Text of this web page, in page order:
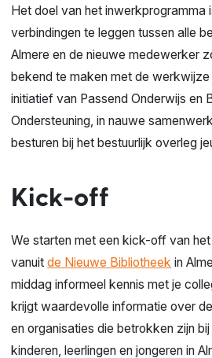
Het doel van het inwerkprogramma
verbindingen te leggen tussen alle
Almere en de nieuwe medewerker
bekend te maken met de werkwijze
initiatief van Passend Onderwijs en
Ondersteuning, in nauwe
besturen bij het bestuurlijk overleg
Kick-off
We starten met een kick-off van
vanuitde Nieuwe Bibliotheek in
middag informeel kennis met je
krijgt waardevolle informatie over
en organisaties die betrokken zijn
kinderen, leerlingen en jongeren in